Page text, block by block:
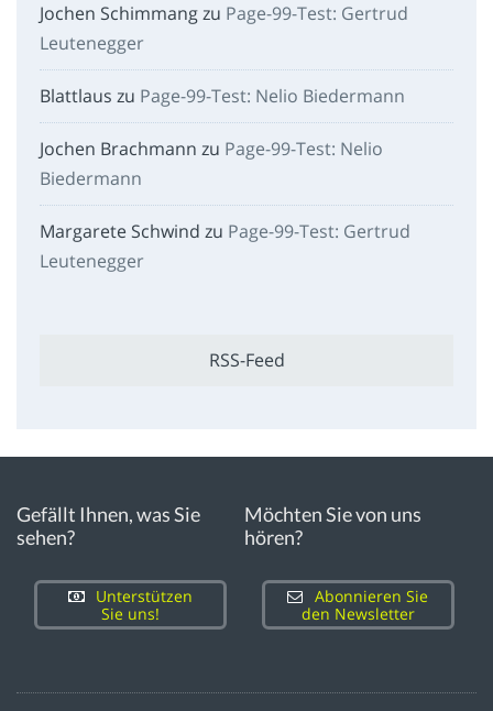
Jochen Schimmangzu Page-99-Test: Gertrud
Leutenegger
Blattlaus zu Page-99-Test: Nelio Biedermann
Jochen Brachmann zu Page-99-Test: Nelio
Biedermann
Margarete Schwind zu Page-99-Test: Gertrud
Leutenegger
RSS-Feed
Gefällt Ihnen, was Sie
sehen?
Unterstützen
Sie uns!
Möchten Sie von uns
hören?
Abonnieren Sie
den Newsletter